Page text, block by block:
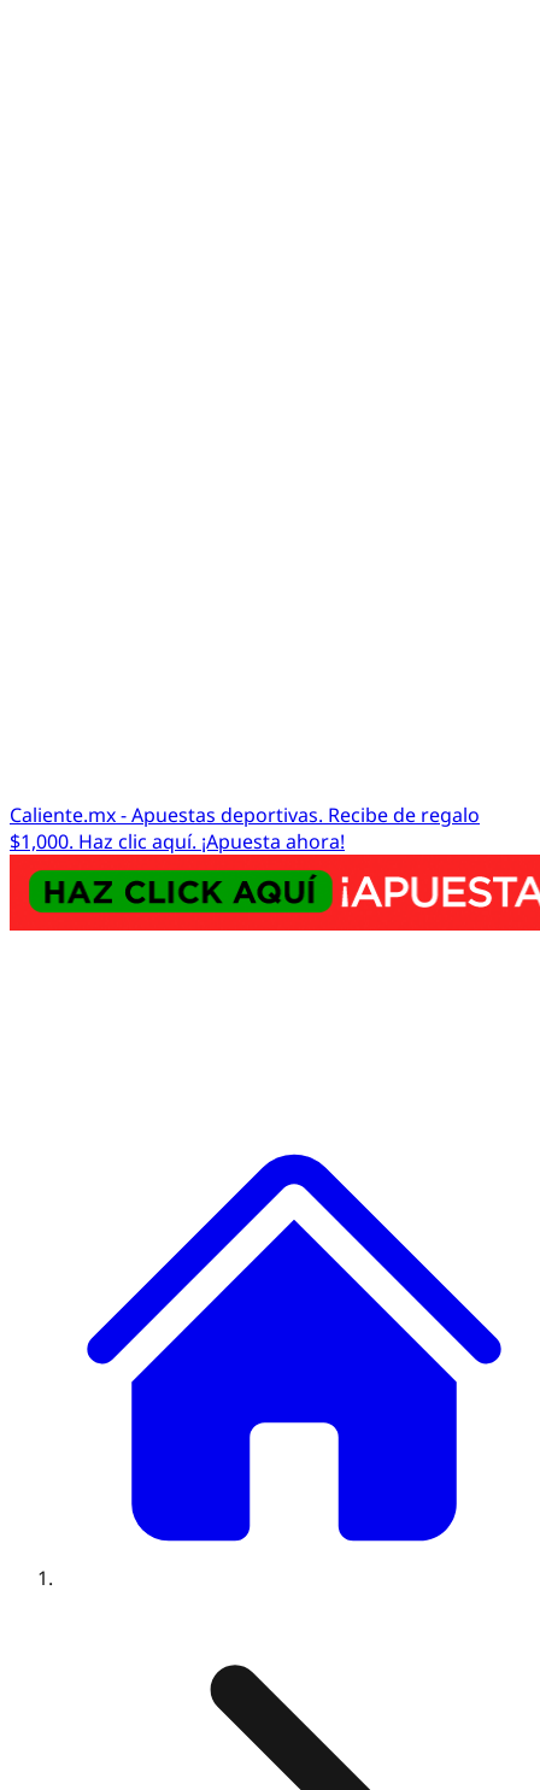
Caliente.mx - Apuestas deportivas. Recibe de regalo
$1,000. Haz clic aquí. ¡Apuesta ahora!